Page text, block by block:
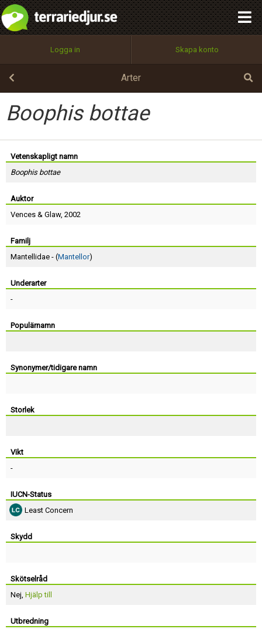
Logga in Skapa konto
Arter
Boophis bottae
Vetenskapligt namn
Boophis bottae
Auktor
Vences & Glaw, 2002
Familj
Mantellidae - (Mantellor)
Underarter
-
Populärnamn
Synonymer/tidigare namn
Storlek
Vikt
-
IUCN-Status
Least Concern
Skydd
Skötselråd
Nej, Hjälp till
Utbredning
Utför
100%
OK
integritetspolicy
Namn:
Epost:
Användarnamn:
Lösenord:
Terms of Service
Begär nytt lösenord
Tillbaka till förstasidan